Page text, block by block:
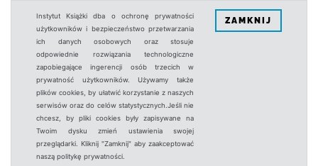
Instytut Książki dba o ochronę prywatności
użytkowników i bezpieczeństwo przetwarzania
ich danych osobowych oraz stosuje
odpowiednie rozwiązania technologiczne
zapobiegające ingerencji osób trzecich w
prywatność użytkowników. Używamy także
plików cookies, by ułatwić korzystanie z naszych
serwisów oraz do celów statystycznych.Jeśli nie
chcesz, by pliki cookies były zapisywane na
Twoim dysku zmień ustawienia swojej
przeglądarki. Kliknij "Zamknij" aby zaakceptować
naszą politykę prywatności.
ZAMKNIJ